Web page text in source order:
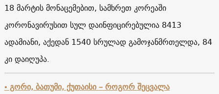
18 მარტის მონაცემებით, სამხრეთ კორეაში
კორონავირუსით სულ დაინფიცირებულია 8413
ადამიანი, აქედან 1540 სრულად გამოჯანმრთელდა, 84
კი დაიღუპა.
• გორი, ბათუმი, ქუთაისი – როგორ შეცვალა